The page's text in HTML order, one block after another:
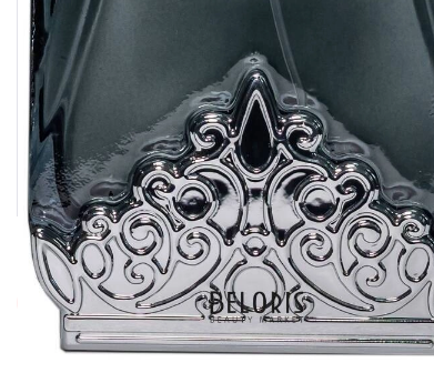
Категории этого товара
Туалетная вода